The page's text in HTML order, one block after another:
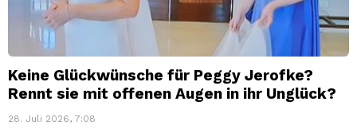
Keine Glückwünsche für Peggy Jerofke?
Rennt sie mit offenen Augen in ihr Unglück?
28. Juli 2026, 7:08